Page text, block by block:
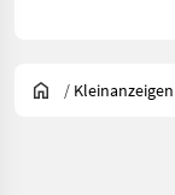
/ Kleinanzeigen